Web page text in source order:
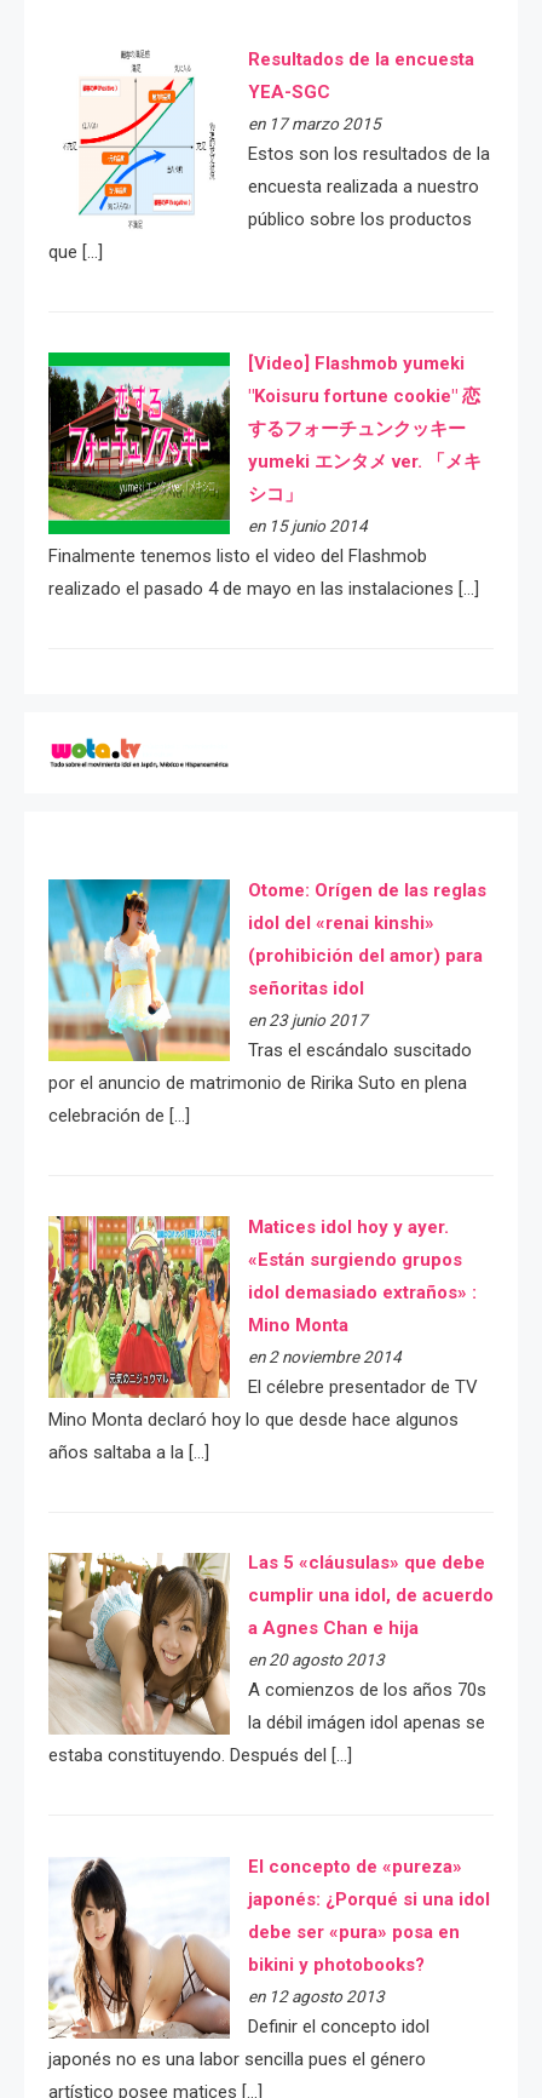
Resultados de la encuesta
YEA-SGC
en 17 marzo 2015
Estos son los resultados de la
encuesta realizada a nuestro
público sobre los productos
que […]
[Video] Flashmob yumeki
"Koisuru fortune cookie" 恋
するフォーチュンクッキー
yumeki エンタメ ver. 「メキ
シコ」
en 15 junio 2014
Finalmente tenemos listo el video del Flashmob
realizado el pasado 4 de mayo en las instalaciones […]
Otome: Orígen de las reglas
idol del «renai kinshi»
(prohibición del amor) para
señoritas idol
en 23 junio 2017
Tras el escándalo suscitado
por el anuncio de matrimonio de Ririka Suto en plena
celebración de […]
Matices idol hoy y ayer.
«Están surgiendo grupos
idol demasiado extraños» :
Mino Monta
en 2 noviembre 2014
El célebre presentador de TV
Mino Monta declaró hoy lo que desde hace algunos
años saltaba a la […]
Las 5 «cláusulas» que debe
cumplir una idol, de acuerdo
a Agnes Chan e hija
en 20 agosto 2013
A comienzos de los años 70s
la débil imágen idol apenas se
estaba constituyendo. Después del […]
El concepto de «pureza»
japonés: ¿Porqué si una idol
debe ser «pura» posa en
bikini y photobooks?
en 12 agosto 2013
Definir el concepto idol
japonés no es una labor sencilla pues el género
artístico posee matices […]